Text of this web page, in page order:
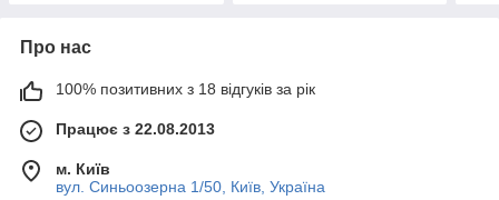
Про нас
100% позитивних з 18 відгуків за рік
Працює з 22.08.2013
м. Київ
вул. Синьоозерна 1/50, Київ, Україна